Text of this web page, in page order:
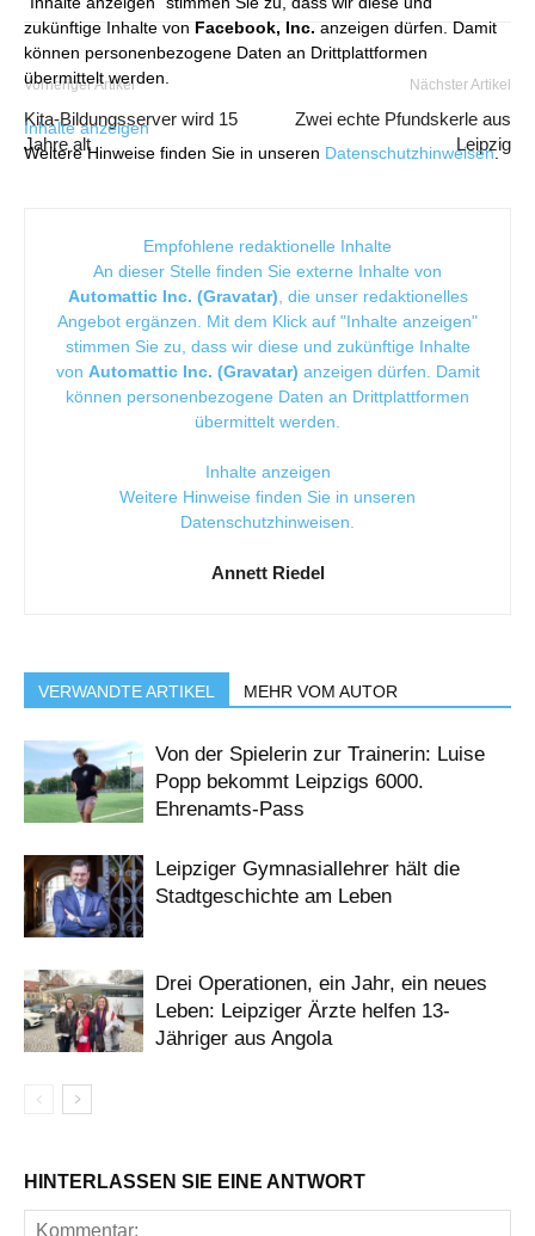
zukünftige Inhalte von Facebook, Inc. anzeigen dürfen. Damit
können personenbezogene Daten an Drittplattformen
übermittelt werden.
Inhalte anzeigen
Weitere Hinweise finden Sie in unseren Datenschutzhinweisen.
Vorheriger Artikel
Kita-Bildungsserver wird 15
Jahre alt
Nächster Artikel
Zwei echte Pfundskerle aus
Leipzig
Empfohlene redaktionelle Inhalte
An dieser Stelle finden Sie externe Inhalte von
Automattic Inc. (Gravatar), die unser redaktionelles
Angebot ergänzen. Mit dem Klick auf "Inhalte anzeigen"
stimmen Sie zu, dass wir diese und zukünftige Inhalte
von Automattic Inc. (Gravatar) anzeigen dürfen. Damit
können personenbezogene Daten an Drittplattformen
übermittelt werden.
Inhalte anzeigen
Weitere Hinweise finden Sie in unseren
Datenschutzhinweisen.
Annett Riedel
VERWANDTE ARTIKEL MEHR VOM AUTOR
Von der Spielerin zur Trainerin: Luise
Popp bekommt Leipzigs 6000.
Ehrenamts-Pass
Leipziger Gymnasiallehrer hält die
Stadtgeschichte am Leben
Drei Operationen, ein Jahr, ein neues
Leben: Leipziger Ärzte helfen 13-
Jähriger aus Angola
HINTERLASSEN SIE EINE ANTWORT